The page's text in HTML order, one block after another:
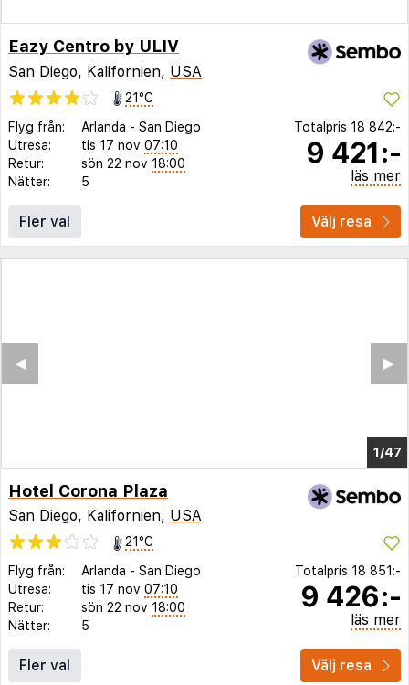
Eazy Centro by ULIV
San Diego, Kalifornien, USA
21°C
Flyg från:
Arlanda - San Diego
Utresa:
tis 17 nov 07:10
Retur:
sön 22 nov 18:00
Nätter:
5
Totalpris 18 842:-
9 421:-
läs mer
Fler val Välj resa
1/43
▶︎
◀︎
Hotel Corona Plaza
San Diego, Kalifornien, USA
21°C
Flyg från:
Arlanda - San Diego
Utresa:
tis 17 nov 07:10
Retur:
sön 22 nov 18:00
Nätter:
5
Totalpris 18 851:-
9 426:-
läs mer
Fler val Välj resa